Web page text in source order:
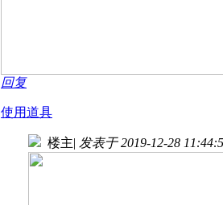
回复
使用道具
楼主| 发表于 2019-12-28